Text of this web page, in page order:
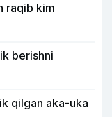
raqib kim
berishni
qilgan aka-uka